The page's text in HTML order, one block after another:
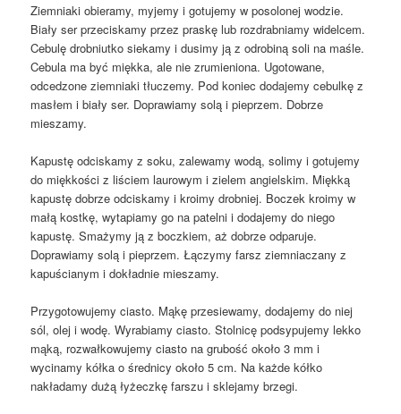
Ziemniaki obieramy, myjemy i gotujemy w posolonej wodzie.
Biały ser przeciskamy przez praskę lub rozdrabniamy widelcem.
Cebulę drobniutko siekamy i dusimy ją z odrobiną soli na maśle.
Cebula ma być miękka, ale nie zrumieniona. Ugotowane,
odcedzone ziemniaki tłuczemy. Pod koniec dodajemy cebulkę z
masłem i biały ser. Doprawiamy solą i pieprzem. Dobrze
mieszamy.
Kapustę odciskamy z soku, zalewamy wodą, solimy i gotujemy
do miękkości z liściem laurowym i zielem angielskim. Miękką
kapustę dobrze odciskamy i kroimy drobniej. Boczek kroimy w
małą kostkę, wytapiamy go na patelni i dodajemy do niego
kapustę. Smażymy ją z boczkiem, aż dobrze odparuje.
Doprawiamy solą i pieprzem. Łączymy farsz ziemniaczany z
kapuścianym i dokładnie mieszamy.
Przygotowujemy ciasto. Mąkę przesiewamy, dodajemy do niej
sól, olej i wodę. Wyrabiamy ciasto. Stolnicę podsypujemy lekko
mąką, rozwałkowujemy ciasto na grubość około 3 mm i
wycinamy kółka o średnicy około 5 cm. Na każde kółko
nakładamy dużą łyżeczkę farszu i sklejamy brzegi.